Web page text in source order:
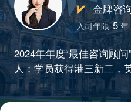
金牌咨
入司年限 5年
2024年年度“最佳咨询顾
人；学员获得港三新二，
擅长港，新，英，澳等地
科咨询，专业负责